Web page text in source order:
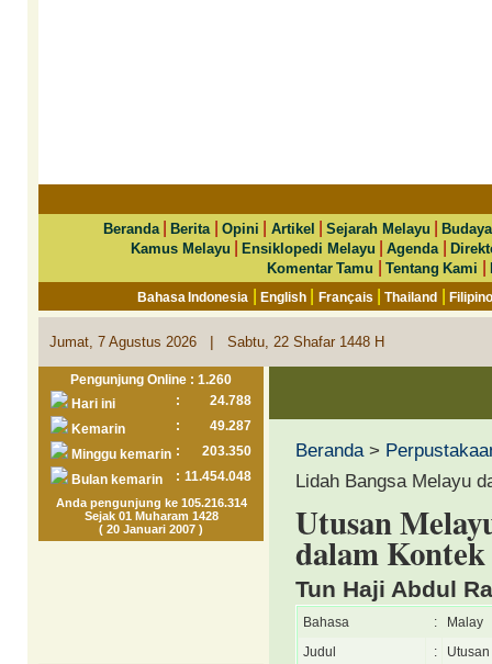
Beranda|Berita Opini Artikel |Sejarah Melayu |
Kamus Melayu
|Ensiklopedi Melayu |Agenda |
Komentar Tamu
|Tentang Kami |
Bahasa Indonesia |English Français |Thailand |
Jumat, 7 Agustus 2026 | Sabtu, 22 Shafar 1448 H
Pengunjung Online : 1.260
Hari ini
:
24.788
Kemarin
:
49.287
Minggu kemarin :
203.350
Bulan kemarin
: 11.454.048
Anda pengunjung ke 105.216.314
Sejak 01 Muharam 1428
( 20 Januari 2007 )
Beranda>
Lidah Bangsa Melayu
Utusan
dalam
Tun Haji Abdul
Bahasa :
Malay
Judul
: